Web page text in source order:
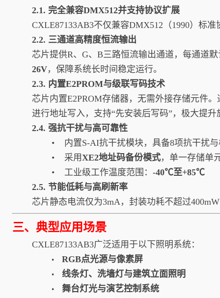
2.1. 完全兼容DMX512并支持协议扩展
CXLE87133AB3不仅兼容DMX512（1990）标
2.2. 三通道高精度恒流输出
芯片提供R、G、B三路恒流输出通道，每通道
26V，保障系统长时间稳定运行。
2.3. 内置E2PROM与级联写码技术
芯片内置E2PROM存储器，无需外接存储元件
进行地址写入，支持“先安装后写码”，极大提升
2.4. 强抗干扰与高可靠性
• 内置S-AI抗干扰模块，具备8项抗干扰
• 采用XE2地址码备份模式，单一存储单
• 工业级工作温度范围： -40℃至+85℃
2.5. 节能低耗与高刷新率
芯片静态电流仅为3mA，封装功耗不超过
三、典型应用场景
CXLE87133AB3广泛适用于以下照明系统：
• RGB点光源与像素屏
• 线条灯、洗墙灯与建筑立面照明
• 舞台灯光与演艺控制系统